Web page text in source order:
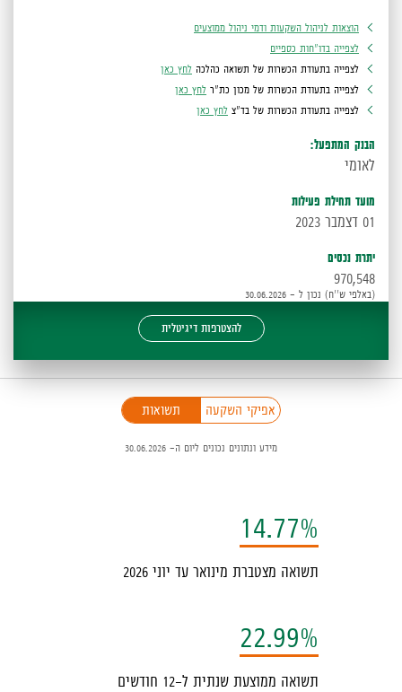
הוצאות לניהול השקעות ודמי ניהול ממוצעים
לצפייה בדו"חות כספיים
לצפייה בתעודת הכשרות של תשואה כהלכה לחץ כאן
לצפייה בתעודת הכשרות של מכון כת"ר לחץ כאן
לצפייה בתעודת הכשרות של בד"צ לחץ כאן
הבנק המתפעל:
לאומי
מועד תחילת פעילות
01 דצמבר 2023
יתרת נכסים
970,548
(באלפי ש''ח) נכון ל - 30.06.2026
להצטרפות דיגיטלית
אפיקי השקעה תשואות
מידע ונתונים נכונים ליום ה- 30.06.2026
14.77%
תשואה מצטברת מינואר עד יוני 2026
22.99%
תשואה ממוצעת שנתית ל-12 חודשים